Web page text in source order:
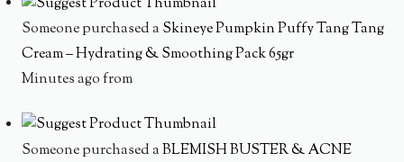
Someone purchased a Skineye Pumpkin Puffy Tang Tang
Cream – Hydrating & Smoothing Pack 65gr
Minutes ago from
Someone purchased aBLEMISH BUSTER & ACNE